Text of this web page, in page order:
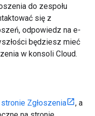
do zespołu
się z
odpowiedz na e-
będziesz mieć
w konsoli Cloud.
stronie Zgłoszenia
, a